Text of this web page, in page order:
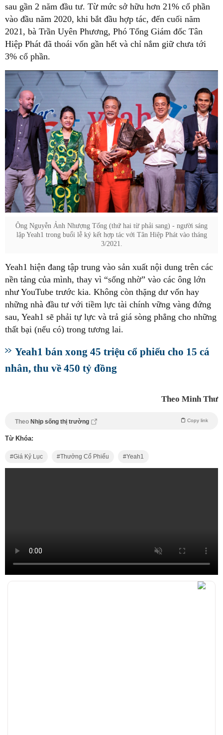
sau gần 2 năm đầu tư. Từ mức sở hữu hơn 21% cổ phần
vào đầu năm 2020, khi bắt đầu hợp tác, đến cuối năm
2021, bà Trần Uyên Phương, Phó Tổng Giám đốc Tân
Hiệp Phát đã thoái vốn gần hết và chỉ nắm giữ chưa tới
3% cổ phần.
Ông Nguyễn Ảnh Nhượng Tống (thứ hai từ phải sang) - người sáng
lập Yeah1 trong buổi lễ ký kết hợp tác với Tân Hiệp Phát vào tháng
3/2021.
Yeah1 hiện đang tập trung vào sản xuất nội dung trên các
nền tảng của mình, thay vì “sống nhờ” vào các ông lớn
như YouTube trước kia. Không còn thặng dư vốn hay
những nhà đầu tư với tiềm lực tài chính vững vàng đứng
sau, Yeah1 sẽ phải tự lực và trả giá sòng phẳng cho những
thất bại (nếu có) trong tương lai.
Yeah1 bán xong 45 triệu cổ phiếu cho 15 cá
nhân, thu về 450 tỷ đồng
Theo Minh Thư
Theo Nhịp sống thị trường Copy link
Từ Khóa:
Giá Kỷ Lục Thưởng Cổ Phiếu Yeah1